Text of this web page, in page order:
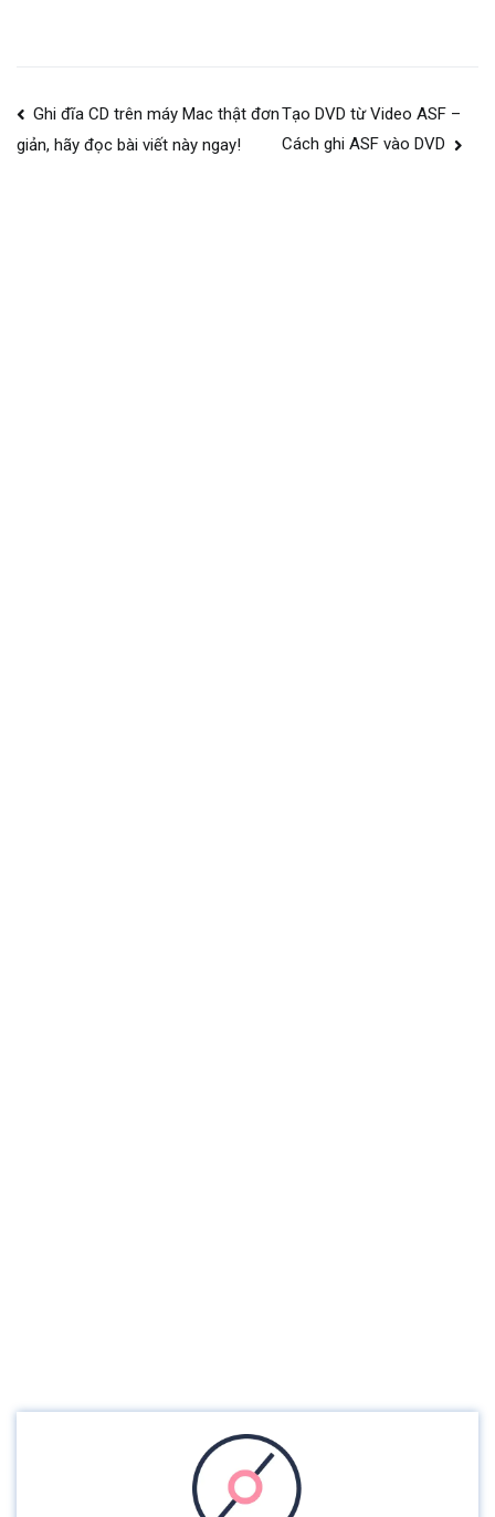
Bài
viết
Ghi đĩa CD trên máy Mac thật đơn
giản, hãy đọc bài viết này ngay!
Tạo DVD từ Video ASF –
Cách ghi ASF vào DVD